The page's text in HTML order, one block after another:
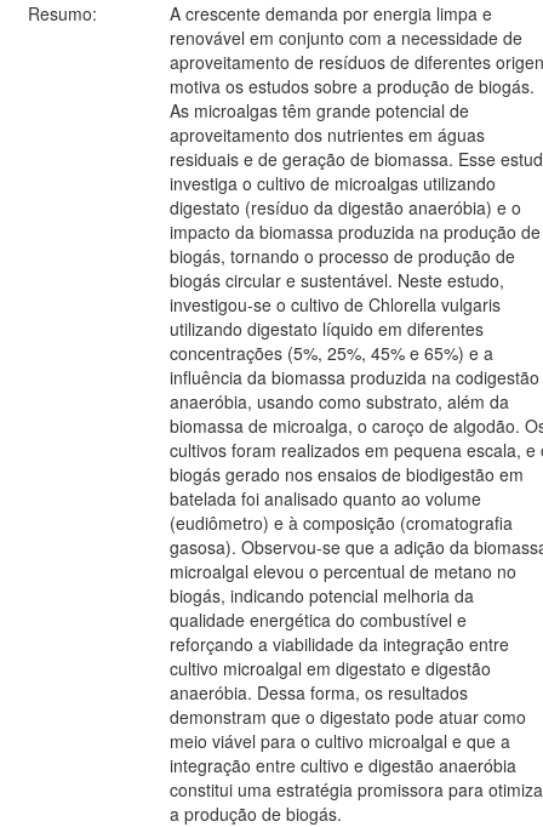
Resumo:
A crescente demanda por energia limpa e
renovável em conjunto com a necessidade de
aproveitamento de resíduos de diferentes
motiva os estudos sobre a produção de biogás.
As microalgas têm grande potencial de
aproveitamento dos nutrientes em águas
residuais e de geração de biomassa. Esse
investiga o cultivo de microalgas utilizando
digestato (resíduo da digestão anaeróbia) e o
impacto da biomassa produzida na produção de
biogás, tornando o processo de produção de
biogás circular e sustentável. Neste estudo,
investigou-se o cultivo de Chlorella vulgaris
utilizando digestato líquido em diferentes
concentrações (5%, 25%, 45% e 65%) e a
influência da biomassa produzida na codigestão
anaeróbia, usando como substrato, além da
biomassa de microalga, o caroço de algodão.
cultivos foram realizados em pequena escala, e
biogás gerado nos ensaios de biodigestão em
batelada foi analisado quanto ao volume
(eudiômetro) e à composição (cromatografia
gasosa). Observou-se que a adição da
microalgal elevou o percentual de metano no
biogás, indicando potencial melhoria da
qualidade energética do combustível e
reforçando a viabilidade da integração entre
cultivo microalgal em digestato e digestão
anaeróbia. Dessa forma, os resultados
demonstram que o digestato pode atuar como
meio viável para o cultivo microalgal e que a
integração entre cultivo e digestão anaeróbia
constitui uma estratégia promissora para
a produção de biogás.